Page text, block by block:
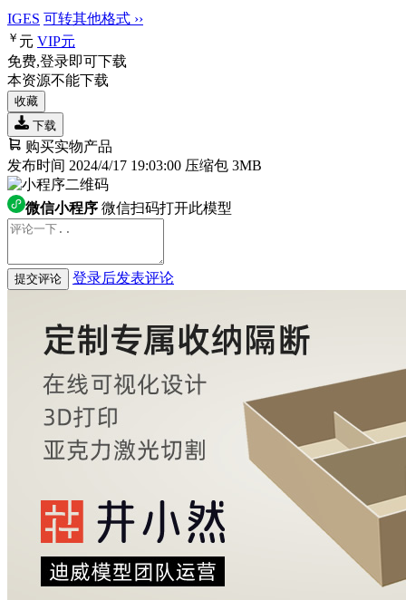
IGES 可转其他格式 ››
￥ 元 VIP元
免费,登录即可下载
本资源不能下载
收藏
下载
购买实物产品
发布时间 2024/4/17 19:03:00 压缩包 3MB
微信小程序 微信扫码打开此模型
提交评论 登录后发表评论